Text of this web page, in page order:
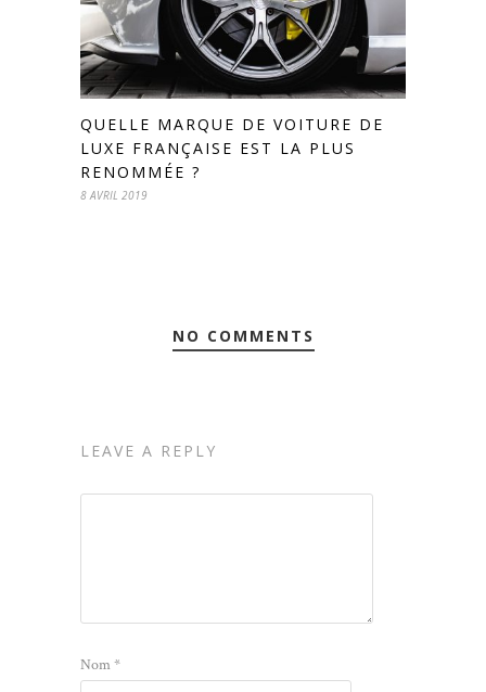
QUELLE MARQUE DE VOITURE DE
LUXE FRANÇAISE EST LA PLUS
RENOMMÉE ?
8 AVRIL 2019
NO COMMENTS
LEAVE A REPLY
Nom*